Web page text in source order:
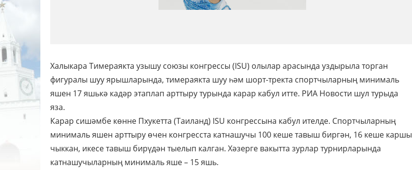
Халыкара Тимераякта узышу союзы конгрессы (ISU) олылар арасында уздырыла торган
фигуралы шуу ярышларында, тимераякта шуу һәм шорт-тректа спортчыларның минималь
яшен 17 яшькә кадәр этаплап арттыру турында карар кабул итте. РИА Новости шул турыда
яза.
Карар сишәмбе көнне Пхукетта (Таиланд) ISU конгрессына кабул ителде. Спортчыларның
минималь яшен арттыру өчен конгресста катнашучы 100 кеше тавыш биргән, 16 кеше каршы
чыккан, икесе тавыш бирүдән тыелып калган. Хәзерге вакытта зурлар турнирларында
катнашучыларның минималь яше – 15 яшь.